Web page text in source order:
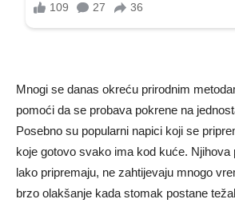
Mnogi se danas okreću prirodnim
pomoći da se probava pokrene na
Posebno su popularni napici koji se
koje gotovo svako ima kod kuće. Njihova
lako pripremaju, ne zahtijevaju mnogo
brzo olakšanje kada stomak postane